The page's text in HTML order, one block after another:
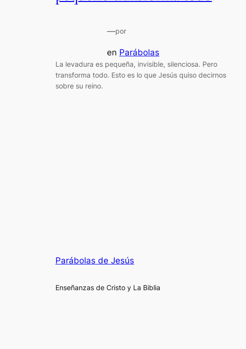
—por
en Parábolas
La levadura es pequeña, invisible, silenciosa. Pero
transforma todo. Esto es lo que Jesús quiso decirnos
sobre su reino.
Parábolas de Jesús
Enseñanzas de Cristo y La Biblia